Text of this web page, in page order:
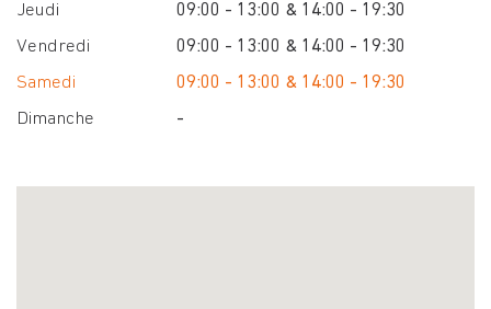
Jeudi
09:00 - 13:00 & 14:00 - 19:30
Vendredi
09:00 - 13:00 & 14:00 - 19:30
Samedi
09:00 - 13:00 & 14:00 - 19:30
Dimanche
-